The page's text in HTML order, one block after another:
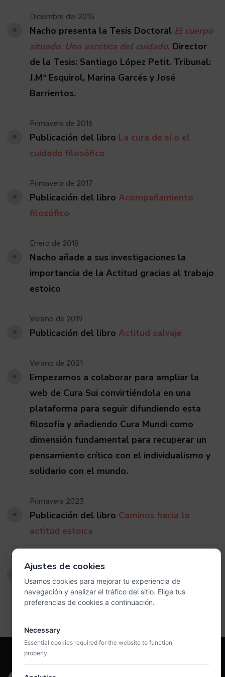
Diciembre del 2015
Nacho presenta la Tesis Doctoral El cuerpo
situado. Una ascética del cuidado. Director
de la Tesis: Santiago López Petit. Tribunal:
J.Mª Esquirol, Marina Garcés y José
Barrientos.
Primavera de 2016
Publicación del libro La cura de sí o el
cuidado filosófico
Primavera de 2017
Publicación del libroAcompañamiento
filosófico
Enero de 2018
Nacho añade a sus investigaciones la
importancia de la Actitud gracias al trabajo
estoico
Verano de 2019
Publicación del libroActitud salvaje
Verano de 2021
Empezamos a colaborar para ampliar la
web de Cura Sui convirtiéndola en una
plataforma para seguir difundiendo esta
filosofía y añadiendo Cura Mundi como
dimensión fundamental para recuperar un
pensamiento crítico con el individualismo y
solidario con el mundo.
Primavera 2023
Publicación del libro Caminos hacia la
actitud estoica
Otoño 2023
dualidad. Del cuerpo a la Alegría
Ajustes de cookies
Usamos cookies para mejorar tu experiencia de
navegación y analizar el tráfico del sitio. Elige tus
preferencias de cookies a continuación.
Necessary
Essential cookies required for the website to function
properly.